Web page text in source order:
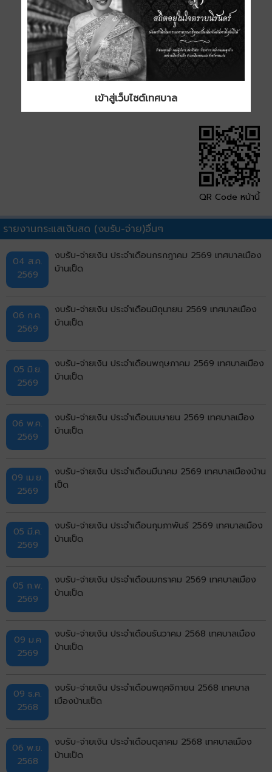
QR Code หน้านี้
รายงานกระแสเงินสด (งบรับ-จ่าย)อื่นๆ
04 ส.ค.
2569
งบรับ-จ่ายเงิน ประจำเดือนกรกฎาคม 2569 เทศบาลเมือง
บ้านเป็ด
06 ก.ค.
2569
งบรับ-จ่ายเงิน ประจำเดือนมิถุนายน 2569 เทศบาลเมือง
บ้านเป็ด
05 มิ.ย.
2569
งบรับ-จ่ายเงิน ประจำเดือนพฤษภาคม 2569 เทศบาลเมือง
บ้านเป็ด
06 พ.ค.
2569
งบรับ-จ่ายเงิน ประจำเดือนเมษายน 2569 เทศบาลเมือง
บ้านเป็ด
09 เม.ย.
2569
งบรับ-จ่ายเงิน ประจำเดือนมีนาคม 2569 เทศบาลเมืองบ้าน
เป็ด
05 มี.ค.
2569
งบรับ-จ่ายเงิน ประจำเดือนกุมภาพันธ์ 2569 เทศบาลเมือง
บ้านเป็ด
05 ก.พ.
2569
งบรับ-จ่ายเงิน ประจำเดือนมกราคม 2569 เทศบาลเมือง
บ้านเป็ด
09 ม.ค
2569
งบรับ-จ่ายเงิน ประจำเดือนธันวาคม 2568 เทศบาลเมือง
บ้านเป็ด
09 ธ.ค.
2568
งบรับ-จ่ายเงิน ประจำเดือนพฤศจิกายน 2568 เทศบาล
เมืองบ้านเป็ด
06 พ.ย.
2568
งบรับ-จ่ายเงิน ประจำเดือนตุลาคม 2568 เทศบาลเมือง
บ้านเป็ด
เข้าสู่เว็บไซต์เทศบาล